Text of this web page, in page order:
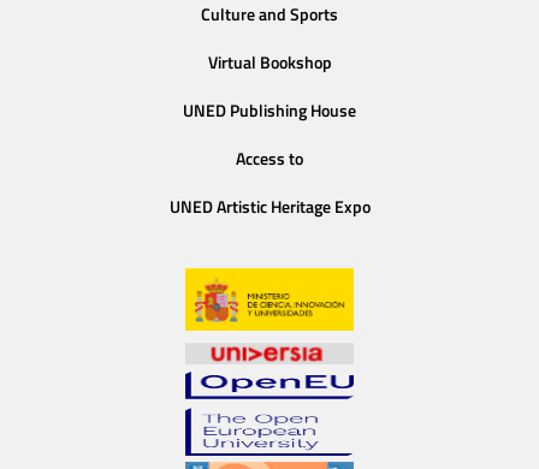
Culture and Sports
Virtual Bookshop
UNED Publishing House
Access to
UNED Artistic Heritage Expo